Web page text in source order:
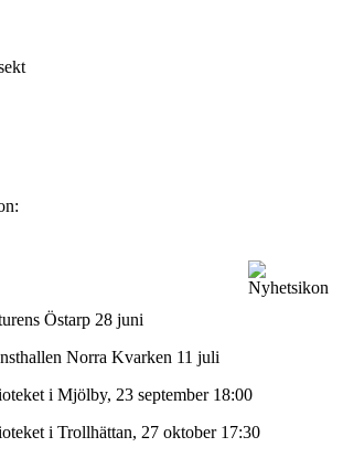
Östarp 28 juni
Norra Kvarken 11 juli
i Mjölby, 23 september 18:00
i Trollhättan, 27 oktober 17:30